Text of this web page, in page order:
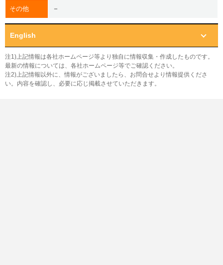
その他 －
English
注1)上記情報は各社ホームページ等より独自に情報収集・作成したものです。
最新の情報については、各社ホームページ等でご確認ください。
注2)上記情報以外に、情報がございましたら、お問合せより情報提供くださ
い。内容を確認し、必要に応じ掲載させていただきます。